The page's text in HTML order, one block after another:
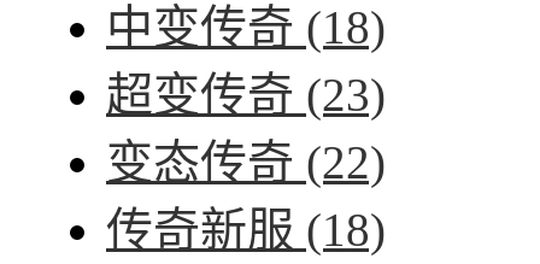
中变传奇 (18)
超变传奇 (23)
变态传奇 (22)
传奇新服 (18)